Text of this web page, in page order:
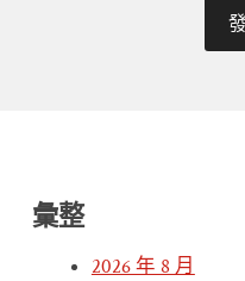
彙整
2026 年 8 月